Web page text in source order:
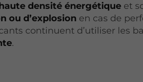
densité énergétique et
ou d’explosion en cas de
continuent d’utiliser les
.